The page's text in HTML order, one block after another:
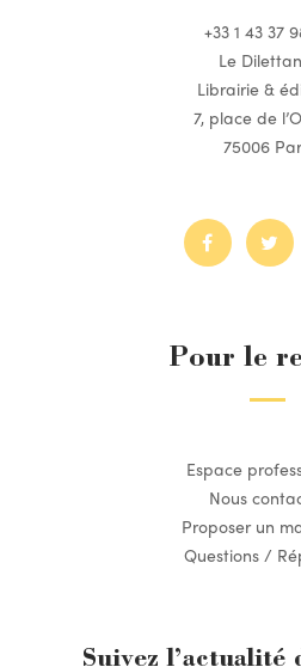
+33 1 43 37
Le
Librairie &
7, place de
75006
Pour le
Espace
Nous
Proposer un
Questions /
Suivez